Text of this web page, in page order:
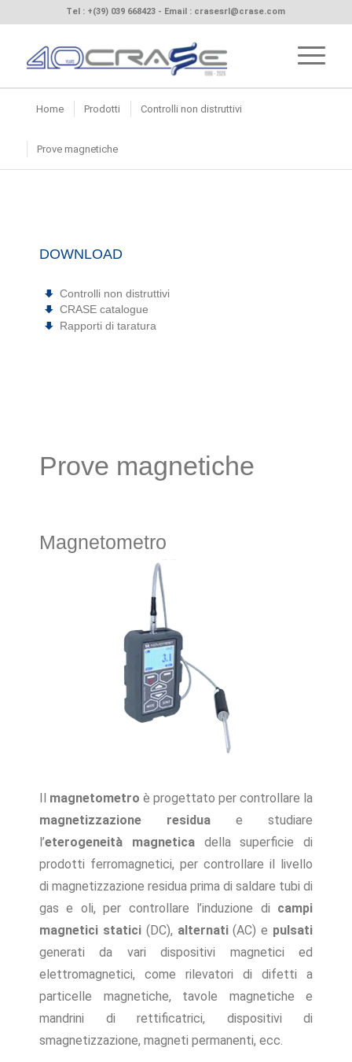
Tel : +(39) 039 668423 - Email : crasesrl@crase.com
Home Prodotti Controlli non distruttivi
Prove magnetiche
DOWNLOAD
Controlli non distruttivi
CRASE catalogue
Rapporti di taratura
Prove magnetiche
Magnetometro
magnetometro è progettato per controllare la
magnetizzazione residua e studiare
l’eterogeneità magneticadella superficie di
prodotti ferromagnetici, per controllare il livello
di magnetizzazione residua prima di saldare tubi di
gas e oli, per controllare l’induzione di campi
magnetici statici(DC), alternati(AC) e pulsati
generati da vari dispositivi magnetici ed
elettromagnetici, come rilevatori di difetti a
particelle magnetiche, tavole magnetiche e
mandrini di rettificatrici, dispositivi di
smagnetizzazione, magneti permanenti, ecc.